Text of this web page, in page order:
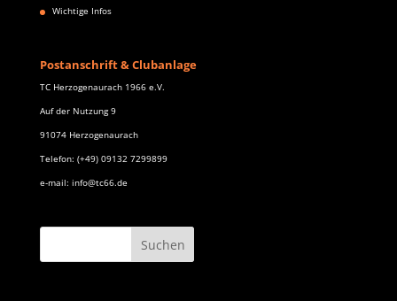
Wichtige Infos
Postanschrift & Clubanlage
TC Herzogenaurach 1966 e.V.
Auf der Nutzung 9
91074 Herzogenaurach
Telefon: (+49) 09132 7299899
e-mail: info@tc66.de